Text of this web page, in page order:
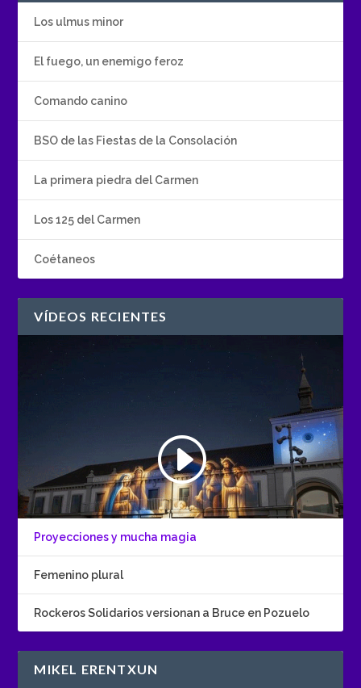
Los ulmus minor
El fuego, un enemigo feroz
Comando canino
BSO de las Fiestas de la Consolación
La primera piedra del Carmen
Los 125 del Carmen
Coétaneos
VÍDEOS RECIENTES
Proyecciones y mucha magia
Femenino plural
Rockeros Solidarios versionan a Bruce en Pozuelo
MIKEL ERENTXUN